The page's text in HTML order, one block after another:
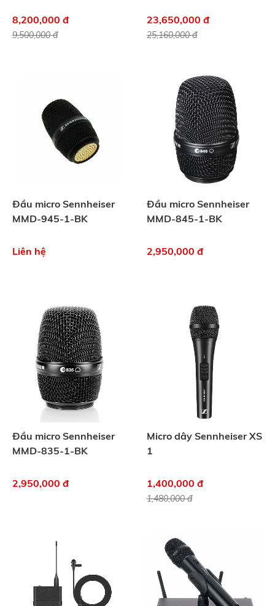
8,200,000 đ
9,500,000 đ
23,650,000 đ
25,160,000 đ
Đầu micro Sennheiser
MMD-945-1-BK
Liên hệ
Đầu micro Sennheiser
MMD-845-1-BK
2,950,000 đ
Đầu micro Sennheiser
MMD-835-1-BK
2,950,000 đ
Micro dây Sennheiser XS
1
1,400,000 đ
1,480,000 đ